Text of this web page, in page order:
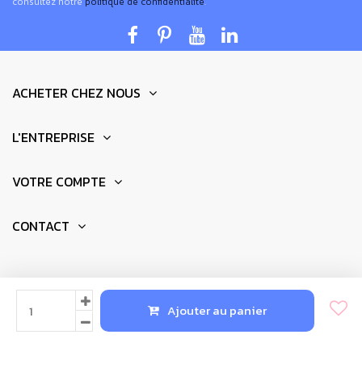
Ajouter au panier
ACHETER CHEZ NOUS
L'ENTREPRISE
VOTRE COMPTE
CONTACT
© 2025 - Réalisation par Newkeys.fr